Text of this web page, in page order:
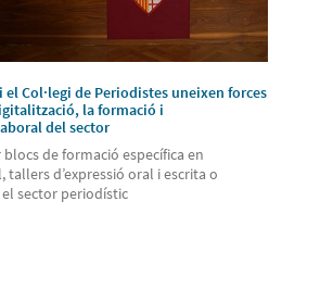
el Col·legi de Periodistes uneixen forces
la formació i
del sector
blocs de formació específica en
tallers d’expressió oral i escrita o
sector periodístic